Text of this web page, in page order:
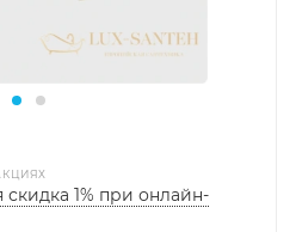
1% при онлайн-